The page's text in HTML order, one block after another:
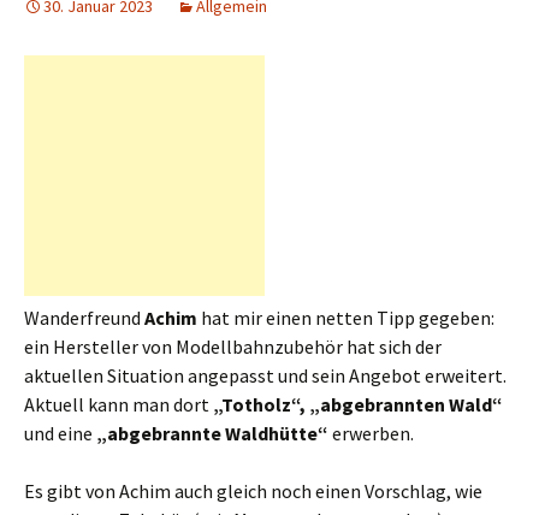
30. Januar 2023 Allgemein
Wanderfreund Achim hat mir einen netten Tipp gegeben:
ein Hersteller von Modellbahnzubehör hat sich der
aktuellen Situation angepasst und sein Angebot erweitert.
Aktuell kann man dort „Totholz“, „abgebrannten Wald“
und eine „abgebrannte Waldhütte“ erwerben.
Es gibt von Achim auch gleich noch einen Vorschlag, wie